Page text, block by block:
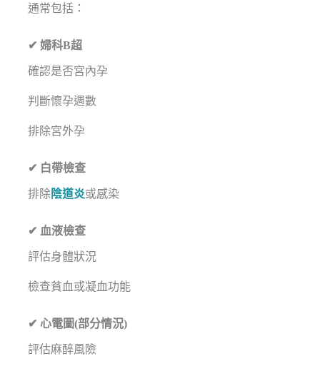
通常包括：
✔ 婦科B超
確認是否宮內孕
判斷懷孕週數
排除宮外孕
✔ 白帶檢查
排除陰道炎或感染
✔ 血液檢查
評估身體狀況
檢查貧血或凝血功能
✔ 心電圖(部分情況)
評估麻醉風險